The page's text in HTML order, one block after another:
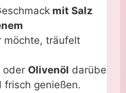
mit Salz
möchte, träufelt
oder Olivenöl darüber.
frisch genießen.